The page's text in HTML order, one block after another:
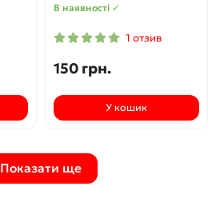
В наявності ✓
1 отзив
150 грн.
У кошик
Показати ще